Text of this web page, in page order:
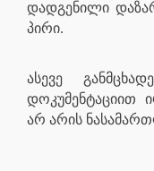
დადგენილი
პირი.
ასევე
დოკუმენტაციით
არ არის